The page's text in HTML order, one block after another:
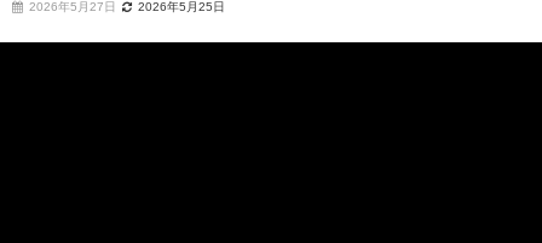
2026年5月27日 2026年5月25日